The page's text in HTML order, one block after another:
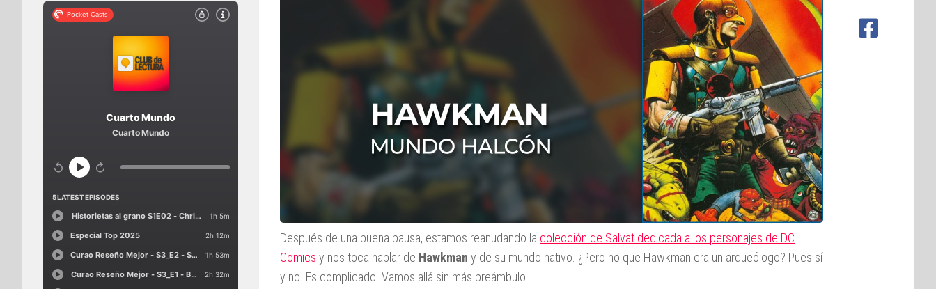
Después de una buena pausa, estamos reanudando la colección de Salvat dedicada a los personajes de DC
Comics y nos toca hablar de Hawkman y de su mundo nativo. ¿Pero no que Hawkman era un arqueólogo? Pues sí
y no. Es complicado. Vamos allá sin más preámbulo.